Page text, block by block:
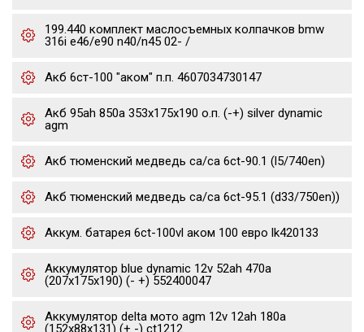
199.440 комплект маслосъемных колпачков bmw
316i e46/e90 n40/n45 02- /
Акб 6ст-100 "аком" п.п. 4607034730147
Акб 95ah 850a 353x175x190 о.п. (-+) silver dynamic
agm
Акб тюменский медведь ca/ca 6ct-90.1 (l5/740en)
Акб тюменский медведь ca/ca 6ct-95.1 (d33/750en))
Аккум. батарея 6ct-100vl аком 100 евро lk420133
Аккумулятор blue dynamic 12v 52ah 470a
(207x175x190) (- +) 552400047
Аккумулятор delta мото agm 12v 12ah 180a
(152x88x131) (+ -) ct1212